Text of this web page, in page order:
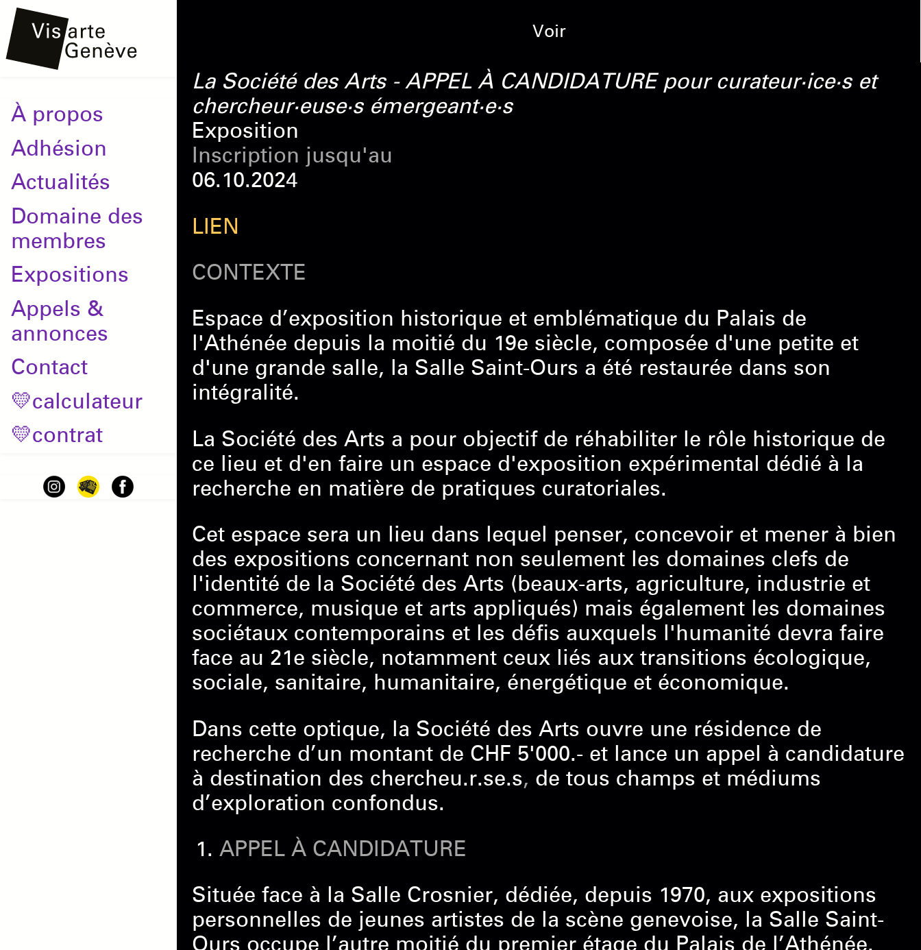
Aller
au
contenu
Main
navigation
À propos
Adhésion
Actualités
Domaine des
membres
Expositions
Appels &
annonces
Contact
💛calculateur
💛contrat
Voir
La Société des Arts - APPEL À CANDIDATURE pour curateur·ice·s et
chercheur·euse·s émergeant·e·s
Exposition
Inscription jusqu'au
06.10.2024
LIEN
CONTEXTE
Espace d’exposition historique et emblématique du Palais de
l'Athénée depuis la moitié du 19e siècle, composée d'une petite et
d'une grande salle, la Salle Saint-Ours a été restaurée dans son
intégralité.
La Société des Arts a pour objectif de réhabiliter le rôle historique de
ce lieu et d'en faire un espace d'exposition expérimental dédié à la
recherche en matière de pratiques curatoriales.
Cet espace sera un lieu dans lequel penser, concevoir et mener à bien
des expositions concernant non seulement les domaines clefs de
l'identité de la Société des Arts (beaux-arts, agriculture, industrie et
commerce, musique et arts appliqués) mais également les domaines
sociétaux contemporains et les défis auxquels l'humanité devra faire
face au 21e siècle, notamment ceux liés aux transitions écologique,
sociale, sanitaire, humanitaire, énergétique et économique.
Dans cette optique, la Société des Arts ouvre une résidence de
recherche d’un montant de CHF 5'000.- et lance un appel à candidature
à destination des chercheu.r.se.s, de tous champs et médiums
d’exploration confondus.
APPEL À CANDIDATURE
Située face à la Salle Crosnier, dédiée, depuis 1970, aux expositions
personnelles de jeunes artistes de la scène genevoise, la Salle Saint-
Ours occupe l’autre moitié du premier étage du Palais de l’Athénée.